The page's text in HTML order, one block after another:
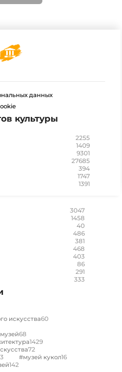
данных
культуры
2255
1409
9301
27685
394
1747
1391
3047
1458
40
486
381
468
403
86
291
333
искусства60
68
1429
72
3 #музей кукол16
142